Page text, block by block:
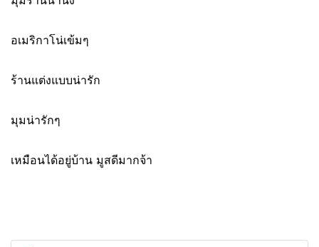
อเมริกาโน่เข้มๆ
ร้านแต่งแบบน่ารัก
มุมน่ารักๆ
เหมือนได้อยู่บ้าน มูสดีมากจ้า